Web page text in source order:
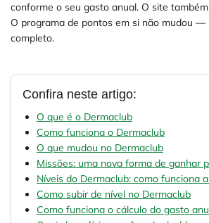
conforme o seu gasto anual. O site
O programa de pontos em si não mudou —
completo.
Confira neste artigo:
O que é o Dermaclub
Como funciona o Dermaclub
O que mudou no Dermaclub
Missões: uma nova forma de ganhar
Níveis do Dermaclub: como funciona
Como subir de nível no Dermaclub
Como funciona o cálculo do gasto